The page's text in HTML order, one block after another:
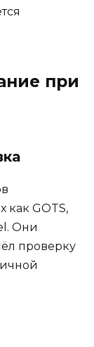
при
как GOTS,
Они
проверку